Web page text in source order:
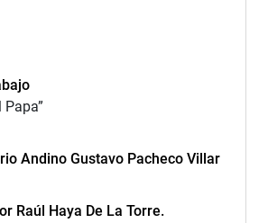
Papa”
Andino Gustavo Pacheco Villar
Raúl Haya De La Torre.